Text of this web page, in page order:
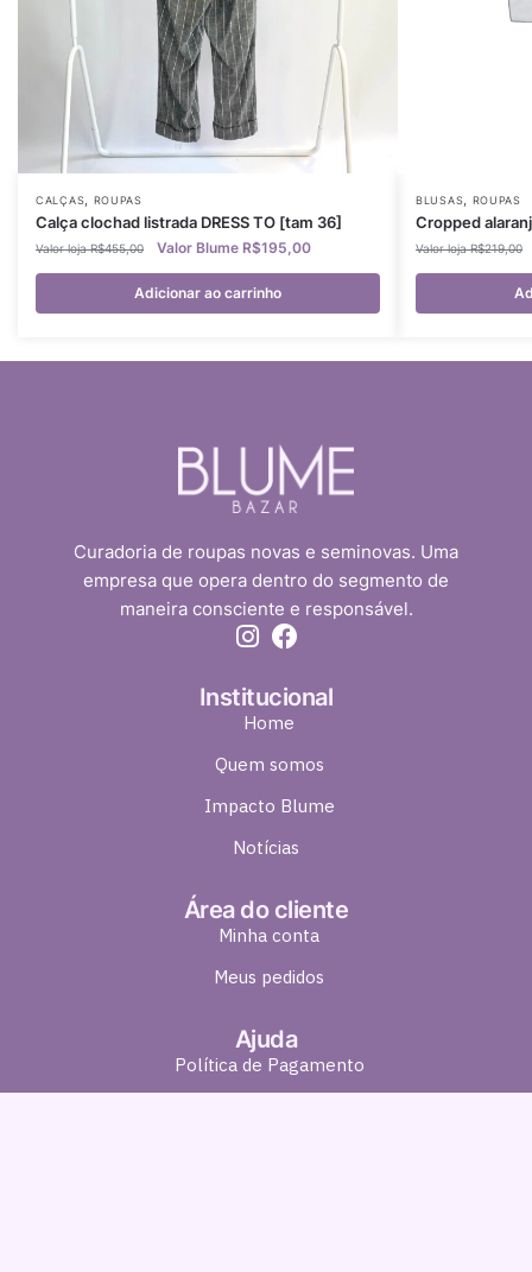
CALÇAS, ROUPAS
Calça clochad listrada DRESS TO [tam 36]
R$455,00 R$195,00
Adicionar ao carrinho
BLUSAS, ROUPAS
Cropped
R$219,00
Curadoria de roupas novas e seminovas. Uma
empresa que opera dentro do segmento de
maneira consciente e responsável.
Institucional
Home
Quem somos
Impacto Blume
Notícias
Área do cliente
Minha conta
Meus pedidos
Ajuda
Política de Pagamento